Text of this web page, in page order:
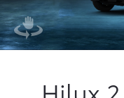
Hilux